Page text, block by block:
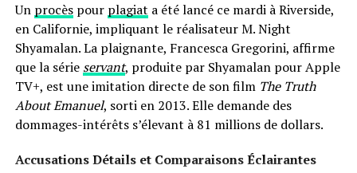
Un procèspour plagiat a été lancé ce mardi à Riverside,
en Californie, impliquant le réalisateur M. Night
Shyamalan. La plaignante, Francesca Gregorini, affirme
que la série servant, produite par Shyamalan pour Apple
TV+, est une imitation directe de son film The Truth
About Emanuel, sorti en 2013. Elle demande des
dommages-intérêts s’élevant à 81 millions de dollars.
Accusations Détails et Comparaisons Éclairantes